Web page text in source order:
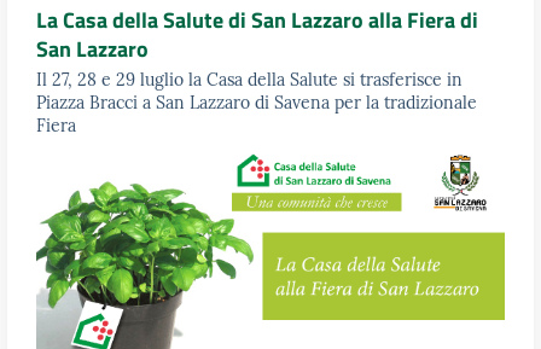
La Casa della Salute di San Lazzaro alla Fiera di
San Lazzaro
Il 27, 28 e 29 luglio la Casa della Salute si trasferisce in
Piazza Bracci a San Lazzaro di Savena per la tradizionale
Fiera